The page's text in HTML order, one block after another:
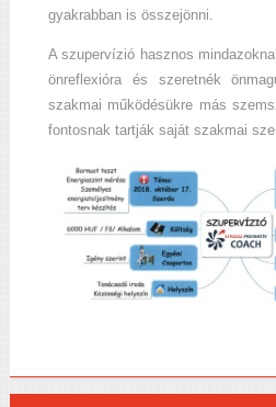
gyakrabban is összejönni.
A szupervízió hasznos
önreflexióra és szeretnék
szakmai működésükre más
fontosnak tartják saját szakmai